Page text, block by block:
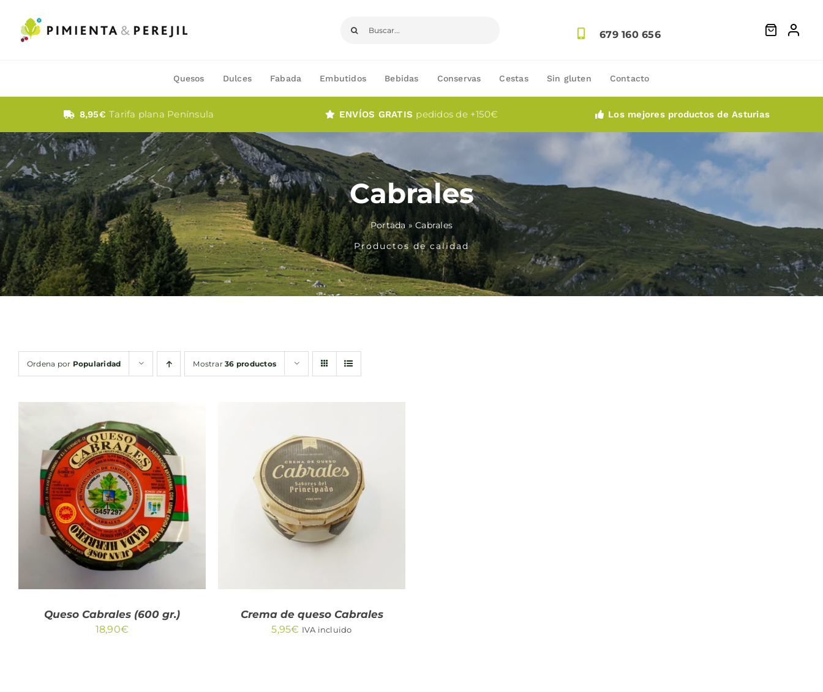
contenido
679 160 656
Quesos Dulces Fabada Embutidos Bebidas Conservas Cestas Sin gluten Contacto
8,95€Tarifa plana Península ENVÍOS GRATIS pedidos de +150€ Los mejores productos de Asturias
Cabrales
Portada »Cabrales
Productos de calidad
Ordena por Popularidad Mostrar36 productos
AÑADIR AL CARRITO
/
QUICK VIEW
Queso Cabrales (600 gr.)
18,90€
AÑADIR AL CARRITO
/
QUICK VIEW
Crema de queso Cabrales
5,95€ IVA incluido